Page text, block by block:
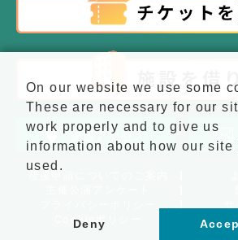
施設アクセス
Cookieポリシー
On our website we use some
These are necessary for our
work properly and to give us
information about how our site
used.
Deny